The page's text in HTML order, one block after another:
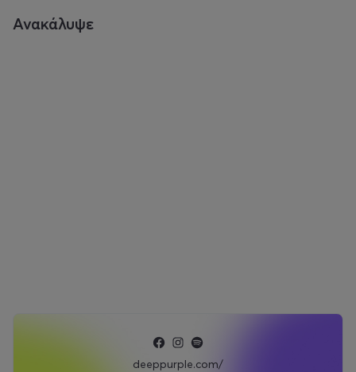
Ανακάλυψε
deeppurple.com/